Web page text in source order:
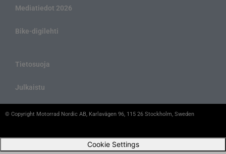
Mediatiedot 2026
Bike-digilehti
Tietosuoja
Julkaistu
© Copyright Motorrad Nordic AB, Karlavägen 96, 115 26 Stockholm, Sweden
Cookie Settings